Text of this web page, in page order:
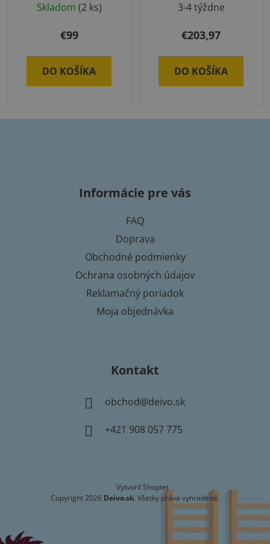
Skladom (2 ks)
€99
DO KOŠÍKA
3-4 týždne
€203,97
DO KOŠÍKA
Informácie pre vás
FAQ
Doprava
Obchodné podmienky
Ochrana osobných údajov
Reklamačný poriadok
Moja objednávka
Kontakt
obchod@deivo.sk
+421 908 057 775
Vytvoril Shoptet
Copyright 2026 Deivo.sk. Všetky práva vyhradené.